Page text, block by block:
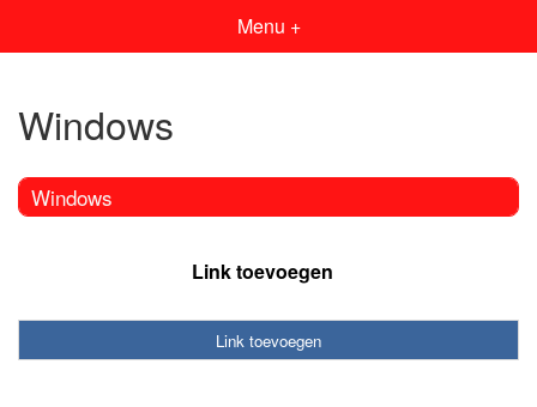
Menu +
Windows
Windows
Link toevoegen
Link toevoegen